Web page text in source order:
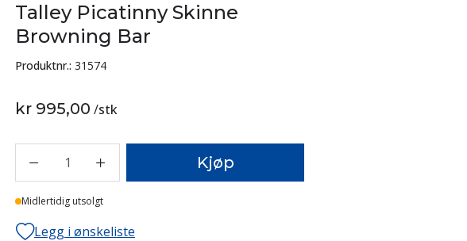
Talley Picatinny Skinne
Browning Bar
Produktnr.: 31574
kr 995,00 /stk
1 Kjøp
Midlertidig utsolgt
Legg i ønskeliste